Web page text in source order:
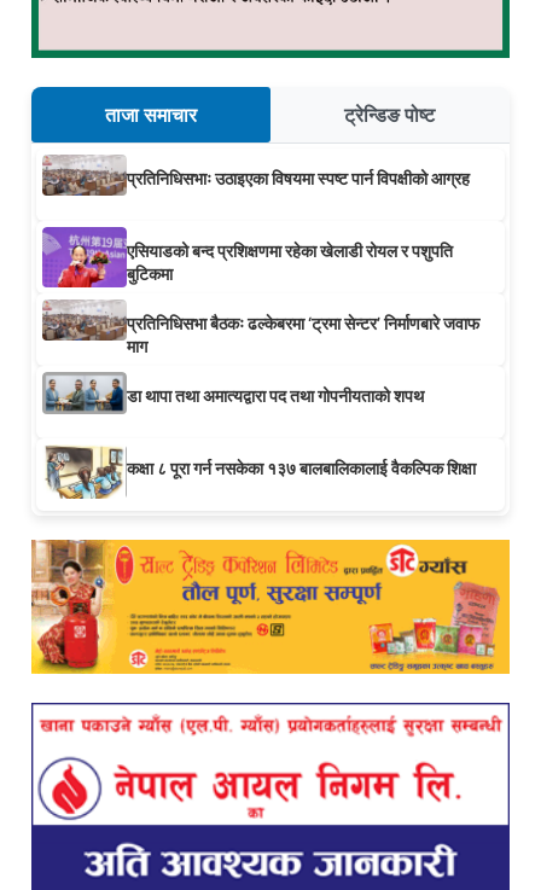
ताजा समाचार ट्रेन्डिङ पोष्ट
प्रतिनिधिसभाः उठाइएका विषयमा स्पष्ट पार्न विपक्षीको आग्रह
एसियाडको बन्द प्रशिक्षणमा रहेका खेलाडी रोयल र पशुपति
बुटिकमा
प्रतिनिधिसभा बैठकः ढल्केबरमा ‘ट्रमा सेन्टर’ निर्माणबारे जवाफ
माग
डा थापा तथा अमात्यद्वारा पद तथा गोपनीयताको शपथ
कक्षा ८ पूरा गर्न नसकेका १३७ बालबालिकालाई वैकल्पिक शिक्षा